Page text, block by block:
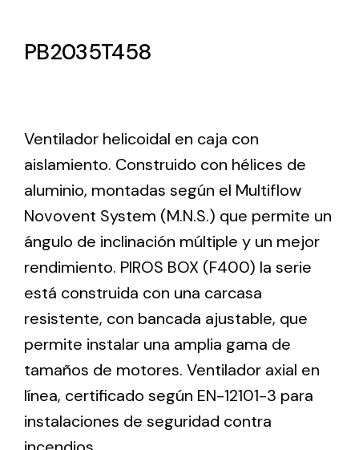
Amplia gama de ventiladores y equipos de
Ventilation
The incorporation of Novovent into the group
meant a greater offer of ventilation products for
different uses
Iluminación Solar
Variedad de soluciones solares para todo tipo
de necesidades.
PB2035T458
Ventilador helicoidal en caja con
aislamiento. Construido con hélices de
aluminio, montadas según el Multiflow
Novovent System (M.N.S.) que permite un
ángulo de inclinación múltiple y un mejor
rendimiento. PIROS BOX (F400) la serie
está construida con una carcasa
resistente, con bancada ajustable, que
permite instalar una amplia gama de
tamaños de motores. Ventilador axial en
línea, certificado según EN-12101-3 para
instalaciones de seguridad contra